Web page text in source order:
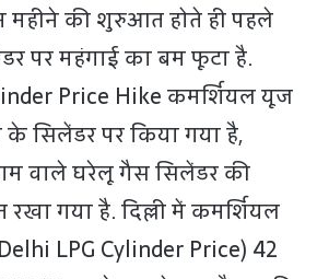
महीने की शुरुआत होते ही पहले
पर महंगाई का बम फूटा है.
Price Hike कमर्शियल यूज
के सिलेंडर पर किया गया है,
वाले घरेलू गैस सिलेंडर की
गया है. दिल्ली में कमर्शियल
LPG Cylinder Price) 42